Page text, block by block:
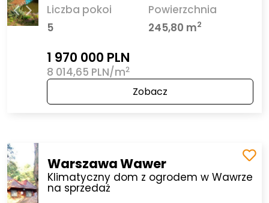
Liczba pokoi
5
Powierzchnia
245,80 m2
1 970 000 PLN
8 014,65 PLN/m2
Zobacz
Warszawa Wawer
Klimatyczny dom z ogrodem w Wawrze
na sprzedaż